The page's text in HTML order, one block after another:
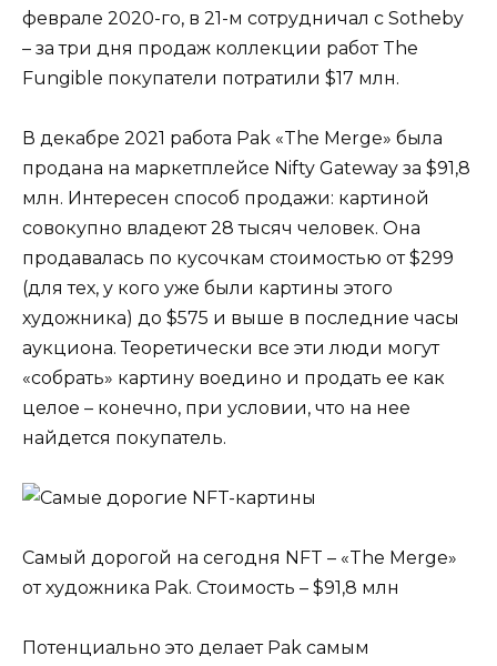
феврале 2020-го, в 21-м сотрудничал с Sotheby
– за три дня продаж коллекции работ The
Fungible покупатели потратили $17 млн.
В декабре 2021 работа Pak «The Merge» была
продана на маркетплейсе Nifty Gateway за $91,8
млн. Интересен способ продажи: картиной
совокупно владеют 28 тысяч человек. Она
продавалась по кусочкам стоимостью от $299
(для тех, у кого уже были картины этого
художника) до $575 и выше в последние часы
аукциона. Теоретически все эти люди могут
«собрать» картину воедино и продать ее как
целое – конечно, при условии, что на нее
найдется покупатель.
Самый дорогой на сегодня NFT – «The Merge»
от художника Pak. Стоимость – $91,8 млн
Потенциально это делает Pak самым